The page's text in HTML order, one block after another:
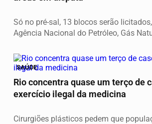
Só no pré-sal, 13 blocos serão
Agência Nacional do Petróleo, Gás
SAÚDE
Rio concentra quase um terço de
exercício ilegal da medicina
Cirurgiões plásticos pedem que